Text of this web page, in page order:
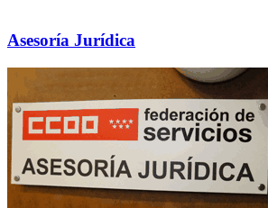
Asesoría Jurídica